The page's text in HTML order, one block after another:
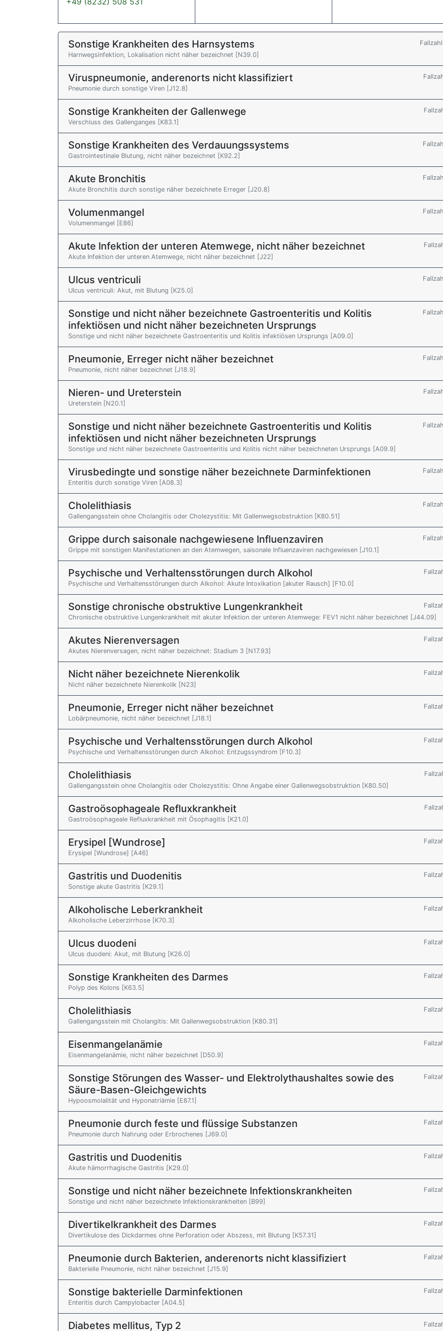
Sonstige Krankheiten des Harnsystems
Harnwegsinfektion, Lokalisation nicht näher bezeichnet [N39.0]
Viruspneumonie, anderenorts nicht klassifiziert
Pneumonie durch sonstige Viren [J12.8]
Sonstige Krankheiten der Gallenwege
Verschluss des Gallenganges [K83.1]
Sonstige Krankheiten des Verdauungssystems
Gastrointestinale Blutung, nicht näher bezeichnet [K92.2]
Akute Bronchitis
Akute Bronchitis durch sonstige näher bezeichnete Erreger [J20.8]
Volumenmangel
Volumenmangel [E86]
Akute Infektion der unteren Atemwege, nicht näher bezeichnet
Akute Infektion der unteren Atemwege, nicht näher bezeichnet [J22]
Ulcus ventriculi
Ulcus ventriculi: Akut, mit Blutung [K25.0]
Sonstige und nicht näher bezeichnete Gastroenteritis und Kolitis
infektiösen und nicht näher bezeichneten Ursprungs
Sonstige und nicht näher bezeichnete Gastroenteritis und Kolitis infektiösen Ursprungs [A09.0]
Pneumonie, Erreger nicht näher bezeichnet
Pneumonie, nicht näher bezeichnet [J18.9]
Nieren- und Ureterstein
Ureterstein [N20.1]
Sonstige und nicht näher bezeichnete Gastroenteritis und Kolitis
infektiösen und nicht näher bezeichneten Ursprungs
Sonstige und nicht näher bezeichnete Gastroenteritis und Kolitis nicht näher bezeichneten Ursprungs [A09.9]
Virusbedingte und sonstige näher bezeichnete Darminfektionen
Enteritis durch sonstige Viren [A08.3]
Cholelithiasis
Gallengangsstein ohne Cholangitis oder Cholezystitis: Mit Gallenwegsobstruktion [K80.51]
Grippe durch saisonale nachgewiesene Influenzaviren
Grippe mit sonstigen Manifestationen an den Atemwegen, saisonale Influenzaviren nachgewiesen [J10.1]
Psychische und Verhaltensstörungen durch Alkohol
Psychische und Verhaltensstörungen durch Alkohol: Akute Intoxikation [akuter Rausch] [F10.0]
Sonstige chronische obstruktive Lungenkrankheit
Chronische obstruktive Lungenkrankheit mit akuter Infektion der unteren Atemwege: FEV1 nicht näher bezeichnet [J44.09]
Akutes Nierenversagen
Akutes Nierenversagen, nicht näher bezeichnet: Stadium 3 [N17.93]
Nicht näher bezeichnete Nierenkolik
Nicht näher bezeichnete Nierenkolik [N23]
Pneumonie, Erreger nicht näher bezeichnet
Lobärpneumonie, nicht näher bezeichnet [J18.1]
Psychische und Verhaltensstörungen durch Alkohol
Psychische und Verhaltensstörungen durch Alkohol: Entzugssyndrom [F10.3]
Cholelithiasis
Gallengangsstein ohne Cholangitis oder Cholezystitis: Ohne Angabe einer Gallenwegsobstruktion [K80.50]
Gastroösophageale Refluxkrankheit
Gastroösophageale Refluxkrankheit mit Ösophagitis [K21.0]
Erysipel [Wundrose]
Erysipel [Wundrose] [A46]
Gastritis und Duodenitis
Sonstige akute Gastritis [K29.1]
Alkoholische Leberkrankheit
Alkoholische Leberzirrhose [K70.3]
Ulcus duodeni
Ulcus duodeni: Akut, mit Blutung [K26.0]
Sonstige Krankheiten des Darmes
Polyp des Kolons [K63.5]
Cholelithiasis
Gallengangsstein mit Cholangitis: Mit Gallenwegsobstruktion [K80.31]
Eisenmangelanämie
Eisenmangelanämie, nicht näher bezeichnet [D50.9]
Sonstige Störungen des Wasser- und Elektrolythaushaltes sowie des
Säure-Basen-Gleichgewichts
Hypoosmolalität und Hyponatriämie [E87.1]
Pneumonie durch feste und flüssige Substanzen
Pneumonie durch Nahrung oder Erbrochenes [J69.0]
Gastritis und Duodenitis
Akute hämorrhagische Gastritis [K29.0]
Sonstige und nicht näher bezeichnete Infektionskrankheiten
Sonstige und nicht näher bezeichnete Infektionskrankheiten [B99]
Divertikelkrankheit des Darmes
Divertikulose des Dickdarmes ohne Perforation oder Abszess, mit Blutung [K57.31]
Pneumonie durch Bakterien, anderenorts nicht klassifiziert
Bakterielle Pneumonie, nicht näher bezeichnet [J15.9]
Sonstige bakterielle Darminfektionen
Enteritis durch Campylobacter [A04.5]
Diabetes mellitus, Typ 2